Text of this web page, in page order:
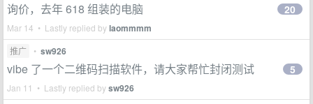
询价，去年 618 组装的电脑
Mar 14 • Lastly replied bylaommmm
20
推广 • sw926
vibe 了一个二维码扫描软件，请大家帮忙封闭测试
Jan 11 • Lastly replied bysw926
5